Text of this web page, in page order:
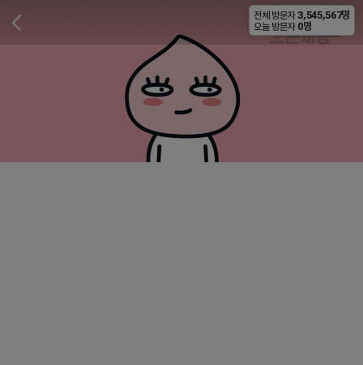
비공개
전체 방문자 3,545,567명
오늘 방문자 0명